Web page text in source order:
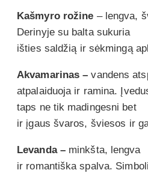
Kašmyro rožine – lengva,
Derinyje su balta sukuria
išties saldžią ir sėkmingą
Akvamarinas – vandens
atpalaiduoja ir ramina.
taps ne tik madingesni bet
ir įgaus švaros, šviesos ir
Levanda –minkšta, lengva
ir romantiška spalva.